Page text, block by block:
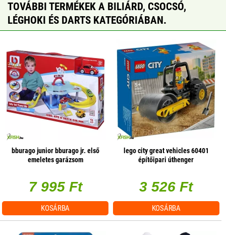
TOVÁBBI TERMÉKEK A BILIÁRD, CSOCSÓ,
LÉGHOKI ÉS DARTS KATEGÓRIÁBAN.
bburago junior bburago jr. első
emeletes garázsom
7 995 Ft
KOSÁRBA
lego city great vehicles 60401
építőipari úthenger
3 526 Ft
KOSÁRBA